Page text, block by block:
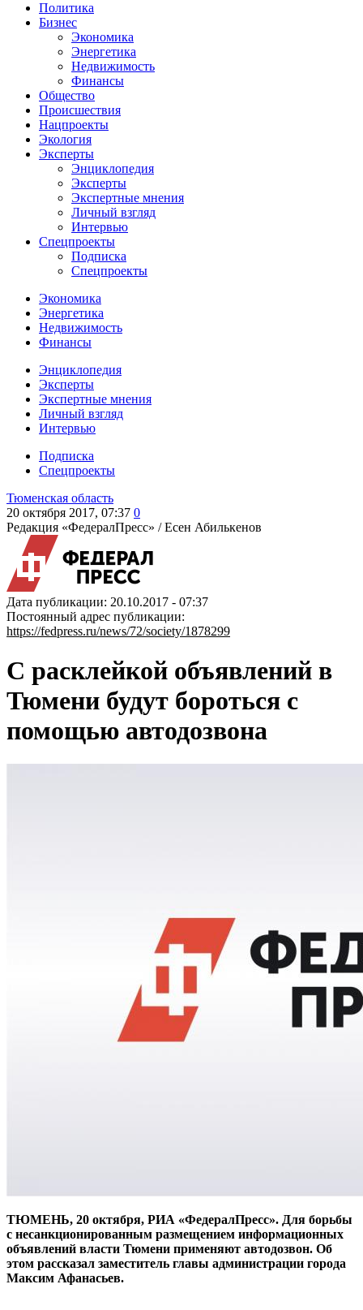
Политика
Бизнес
Экономика
Энергетика
Недвижимость
Финансы
Общество
Происшествия
Нацпроекты
Экология
Эксперты
Энциклопедия
Эксперты
Экспертные мнения
Личный взгляд
Интервью
Спецпроекты
Подписка
Спецпроекты
Экономика
Энергетика
Недвижимость
Финансы
Энциклопедия
Эксперты
Экспертные мнения
Личный взгляд
Интервью
Подписка
Спецпроекты
Тюменская область
20 октября 2017, 07:37 0
Редакция «ФедералПресс» /Есен Абилькенов
Дата публикации: 20.10.2017 - 07:37
Постоянный адрес публикации:
https://fedpress.ru/news/72/society/1878299
С расклейкой объявлений в
Тюмени будут бороться с
помощью автодозвона
ТЮМЕНЬ, 20 октября, РИА «ФедералПресс». Для борьбы
с несанкционированным размещением информационных
объявлений власти Тюмени применяют автодозвон. Об
этом рассказал заместитель главы администрации города
Максим Афанасьев.